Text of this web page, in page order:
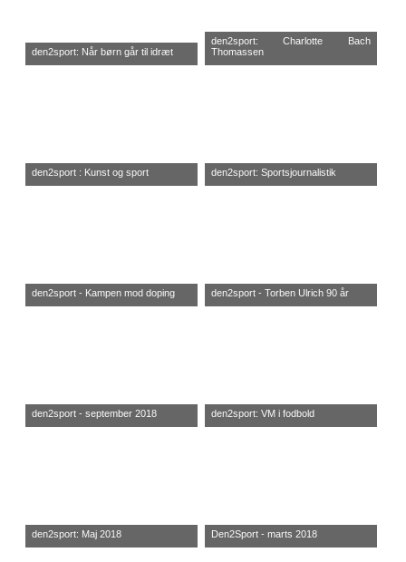
den2sport: Når børn går til idræt
den2sport: Charlotte Bach
Thomassen
den2sport : Kunst og sport den2sport: Sportsjournalistik
den2sport - Kampen mod doping den2sport - Torben Ulrich 90 år
den2sport - september 2018 den2sport: VM i fodbold
den2sport: Maj 2018 Den2Sport - marts 2018